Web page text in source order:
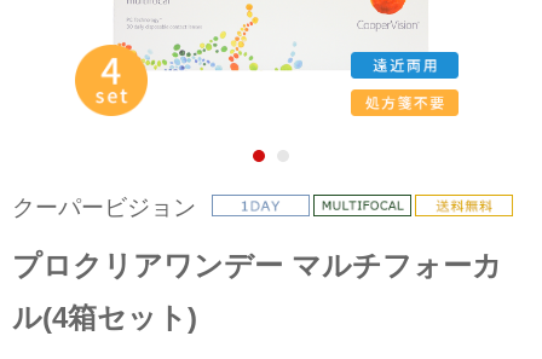
クーパービジョン
プロクリアワンデー マルチフォーカ
ル(4箱セット)